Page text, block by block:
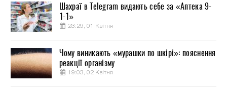
Шахраї в Telegram видають себе за «Аптека 9-
1-1»
23:29, 01 Квітня
Чому виникають «мурашки по шкірі»: пояснення
реакції організму
19:03, 02 Квітня